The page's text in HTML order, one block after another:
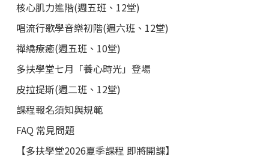
核心肌力進階(週五班、12堂)
唱流行歌學音樂初階(週六班、12堂)
禪繞療癒(週五班、10堂)
多扶學堂七月「養心時光」登場
皮拉提斯(週二班、12堂)
課程報名須知與規範
FAQ 常見問題
【多扶學堂2026夏季課程 即將開課】